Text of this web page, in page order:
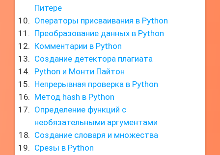
Питере
Операторы присваивания в Python
Преобразование данных в Python
Комментарии в Python
Создание детектора плагиата
Python и Монти Пайтон
Непрерывная проверка в Python
Метод hash в Python
Определение функций с
необязательными аргументами
Создание словаря и множества
Срезы в Python